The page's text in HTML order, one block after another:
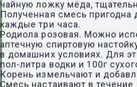
чайную ложку мёда,
Полученная смесь пригодна
каждые три часа.
Родиола розовая. Можно
аптечную спиртовую
в домашних условиях. Для
пол-литра водки и 100г
Корень измельчают и
Смесь настаивают в